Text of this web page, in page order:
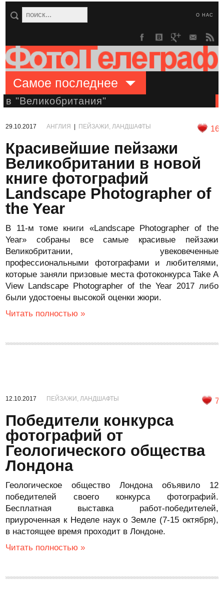
О НАС
Самое последнее
в "Великобритания"
29.10.2017 АНГЛИЯ ПЕЙЗАЖИ, ЛАНДШАФТЫ 16
Красивейшие пейзажи
Великобритании в новой
книге фотографий
Landscape Photographer of
the Year
В 11-м томе книги «Landscape Photographer of the
Year» собраны все самые красивые пейзажи
Великобритании, увековеченные
профессиональными фотографами и любителями,
которые заняли призовые места фотоконкурса Take A
View Landscape Photographer of the Year 2017 либо
были удостоены высокой оценки жюри.
Читать полностью »
12.10.2017 ПЕЙЗАЖИ, ЛАНДШАФТЫ 7
Победители конкурса
фотографий от
Геологического общества
Лондона
Геологическое общество Лондона объявило 12
победителей своего конкурса фотографий.
Бесплатная выставка работ-победителей,
приуроченная к Неделе наук о Земле (7-15 октября),
в настоящее время проходит в Лондоне.
Читать полностью »